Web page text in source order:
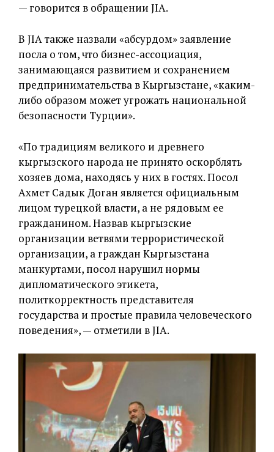
— говорится в обращении JIA.
В JIA также назвали «абсурдом» заявление
посла о том, что бизнес-ассоциация,
занимающаяся развитием и сохранением
предпринимательства в Кыргызстане, «каким-
либо образом может угрожать национальной
безопасности Турции».
«По традициям великого и древнего
кыргызского народа не принято оскорблять
хозяев дома, находясь у них в гостях. Посол
Ахмет Садык Доган является официальным
лицом турецкой власти, а не рядовым ее
гражданином. Назвав кыргызские
организации ветвями террористической
организации, а граждан Кыргызстана
манкуртами, посол нарушил нормы
дипломатического этикета,
политкорректность представителя
государства и простые правила человеческого
поведения», — отметили в JIA.